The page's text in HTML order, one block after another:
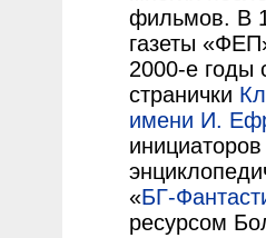
фильмов. В
газеты
2000-е годы
странички
имени И.
«БГ-
ресурсом